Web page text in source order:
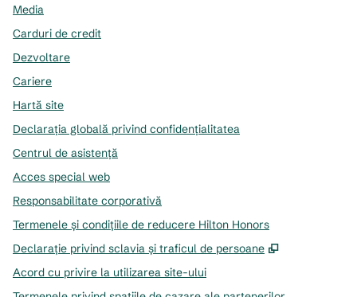
Media
Carduri de credit
Dezvoltare
Cariere
Hartă site
Declarația globală privind confidenţialitatea
Centrul de asistență
Acces special web
Responsabilitate corporativă
Termenele și condițiile de reducere Hilton Honors
Declarație privind sclavia și traficul de persoane
,
Acord cu privire la utilizarea site-ului